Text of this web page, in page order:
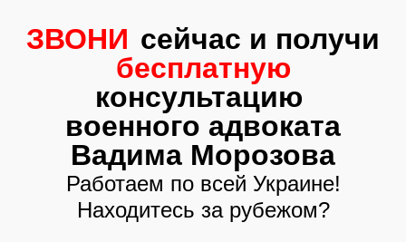
ЗВОНИ сейчас и получи
бесплатную
консультацию
военного адвоката
Вадима Морозова
Работаем по всей Украине!
Находитесь за рубежом?